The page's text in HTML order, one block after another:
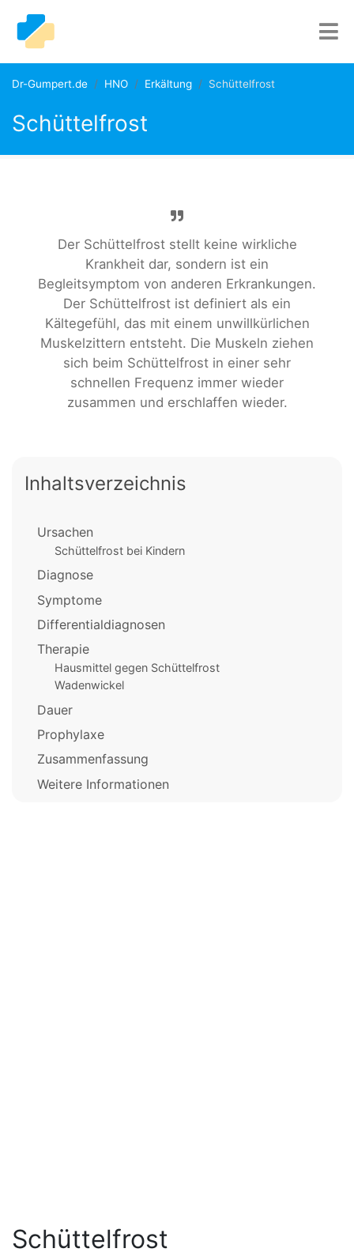
Dr-Gumpert.de HNO Erkältung Schüttelfrost
Schüttelfrost
Der Schüttelfrost stellt keine wirkliche
Krankheit dar, sondern ist ein
Begleitsymptom von anderen Erkrankungen.
Der Schüttelfrost ist definiert als ein
Kältegefühl, das mit einem unwillkürlichen
Muskelzittern entsteht. Die Muskeln ziehen
sich beim Schüttelfrost in einer sehr
schnellen Frequenz immer wieder
zusammen und erschlaffen wieder.
Inhaltsverzeichnis
Ursachen
Schüttelfrost bei Kindern
Diagnose
Symptome
Differentialdiagnosen
Therapie
Hausmittel gegen Schüttelfrost
Wadenwickel
Dauer
Prophylaxe
Zusammenfassung
Weitere Informationen
Schüttelfrost